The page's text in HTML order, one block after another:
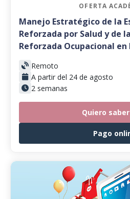
OFERTA
Manejo Estratégico de la
Reforzada por Salud y de
Reforzada Ocupacional
Remoto
A partir del 24 de agosto
2 semanas
Quiero
Pago